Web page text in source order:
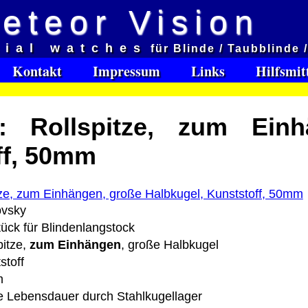
Vision
watches
für Blinde / Taubblinde
Kontakt Impressum Links
Rollspitze, zum
50mm
für Blindenlangstock
zum Einhängen, große Halbkugel
Lebensdauer durch Stahlkugellager
Software Download only
Deutschland Vorkasse: 0.00 €
Deutschland PayPal: 0.00 €
EU (inkl. Schweiz) PayPal: 0.00 €
Bei dieser Versandart erhalten Sie per Email z.B.
Lizenzschlüssel und die Rechnung / Lieferschein. Sie
keinen Datenträger.